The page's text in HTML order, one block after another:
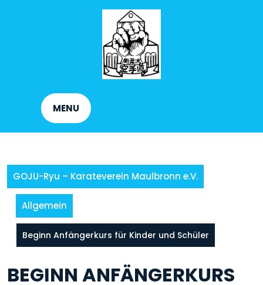
MENU
GOJU-Ryu – Karateverein Maulbronn e.V.
Allgemein
Beginn Anfängerkurs für Kinder und Schüler
BEGINN ANFÄNGERKURS